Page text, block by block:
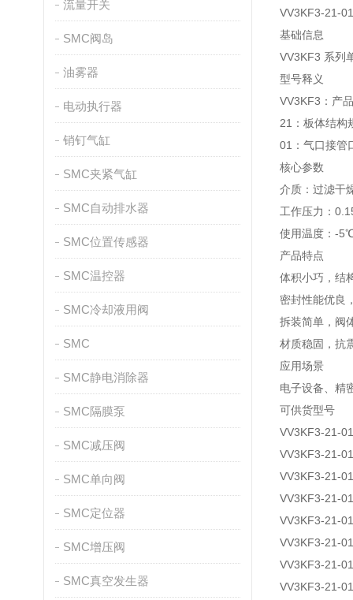
流量开关
SMC阀岛
油雾器
电动执行器
销钉气缸
SMC夹紧气缸
SMC自动排水器
SMC位置传感器
SMC温控器
SMC冷却液用阀
SMC
SMC静电消除器
SMC隔膜泵
SMC减压阀
SMC单向阀
SMC定位器
SMC增压阀
SMC真空发生器
VV3KF3-21-
基础信息
VV3KF3 系列
型号释义
VV3KF3：产
21：板体结构
01：气口接管
核心参数
介质：过滤干
工作压力：
使用温度：-
产品特点
体积小巧，结
密封性能优良
拆装简单，阀
材质稳固，抗
应用场景
电子设备、精
可供货型号
VV3KF3-21-01
VV3KF3-21-
VV3KF3-21-
VV3KF3-21-
VV3KF3-21-
VV3KF3-21-
VV3KF3-21-
VV3KF3-21-